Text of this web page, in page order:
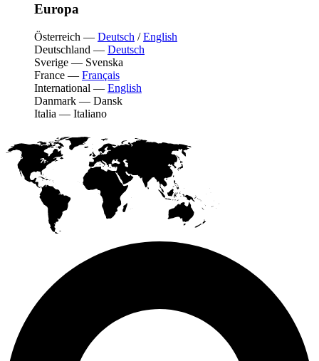
Europa
Österreich — Deutsch /English
Deutschland — Deutsch
Sverige — Svenska
France — Français
International — English
Danmark — Dansk
Italia — Italiano